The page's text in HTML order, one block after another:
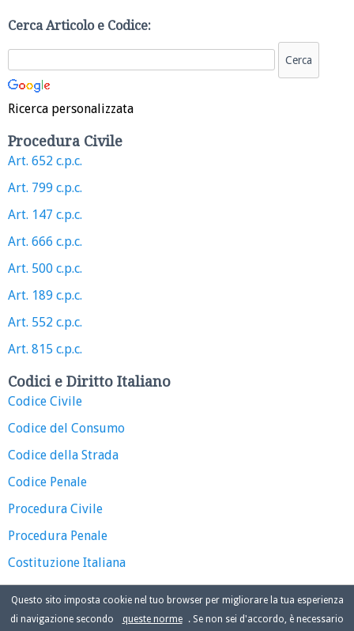
Cerca Articolo e Codice:
Ricerca personalizzata
Procedura Civile
Art. 652 c.p.c.
Art. 799 c.p.c.
Art. 147 c.p.c.
Art. 666 c.p.c.
Art. 500 c.p.c.
Art. 189 c.p.c.
Art. 552 c.p.c.
Art. 815 c.p.c.
Codici e Diritto Italiano
Codice Civile
Codice del Consumo
Codice della Strada
Codice Penale
Procedura Civile
Procedura Penale
Costituzione Italiana
Questo sito imposta cookie nel tuo browser per migliorare la tua esperienza
di navigazione secondo
queste norme . Se non sei d'accordo, è necessario